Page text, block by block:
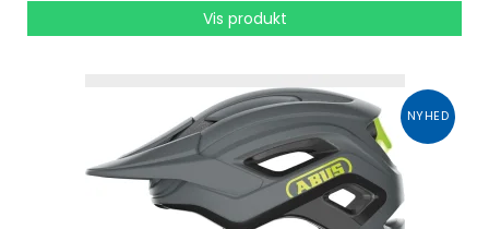
Vis produkt
NYHED